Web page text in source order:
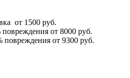
от 1500 руб.
от 8000 руб.
повреждения от 9300 руб.